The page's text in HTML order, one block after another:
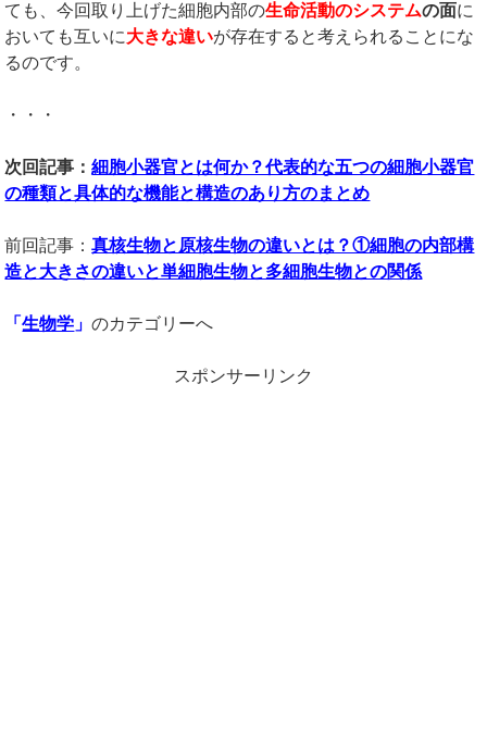
ても、今回取り上げた細胞内部の生命活動のシステムの面に
おいても互いに大きな違いが存在すると考えられることにな
るのです。
・・・
次回記事：細胞小器官とは何か？代表的な五つの細胞小器官
の種類と具体的な機能と構造のあり方のまとめ
前回記事：真核生物と原核生物の違いとは？①細胞の内部構
造と大きさの違いと単細胞生物と多細胞生物との関係
「生物学 」のカテゴリーへ
スポンサーリンク